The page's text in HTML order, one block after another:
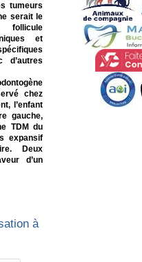
tumeurs
serait le
follicule
et
d’autres
chez
l’enfant
gauche,
TDM du
expansif
Deux
d’un
à